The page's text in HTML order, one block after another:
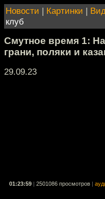
Новости | Картинки |
клуб
Смутное время 1:
грани, поляки и
29.09.23
01:23:59 2501086 просмотров